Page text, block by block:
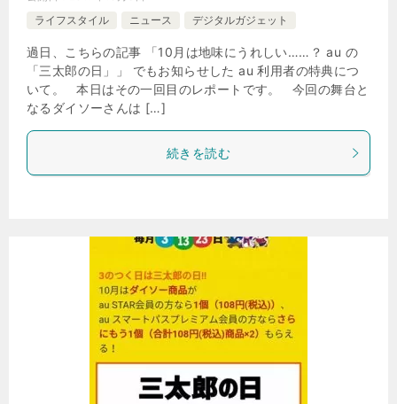
ライフスタイル
ニュース デジタルガジェット
過日、こちらの記事 「10月は地味にうれしい……？ au の
「三太郎の日」」 でもお知らせした au 利用者の特典につ
いて。 本日はその一回目のレポートです。 今回の舞台と
なるダイソーさんは […]
続きを読む